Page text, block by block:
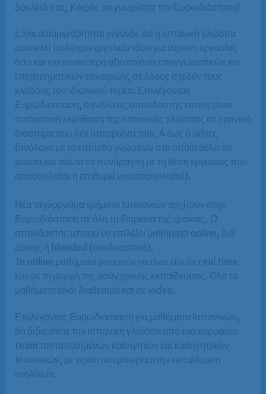
δουλειά σας; Καιρός να γνωρίσετε την Ευρωδιάσταση!
Είναι αδιαμφισβήτητο γεγονός ότι η ισπανική γλώσσα
αποτελεί πολύτιμο εργαλείο τόσο για εύρεση εργασίας
όσο και για γενικότερη αξιοποίηση επαγγελματικών και
επιχειρηματικών ευκαιριών, σε όλους σχεδόν τους
κλάδους του ιδιωτικού τομέα. Επιλέγοντας
Ευρωδιάσταση, ο ενήλικος σπουδαστής επιτυγχάνει
ουσιαστική εκμάθηση της ισπανικής γλώσσας σε χρονικό
διάστημα που δεν υπερβαίνει τους 4 έως 6 μήνες
(ανάλογα με το επίπεδο γνώσεων στο οποίο θέλει να
φτάσει και πάντα σε συνάρτηση με τη θέση εργασίας που
απασχολείται ή επιθυμεί να απασχοληθεί).
Νέα ταχύρρυθμα τμήματα Ισπανικών αρχίζουν στην
Ευρωδιάσταση σε όλη τη διάρκεια της χρονιάς. Ο
σπουδαστής μπορεί να επιλέξει μαθήματα online, διά
ζώσης ή blended (συνδυαστικά).
Τα online μαθήματα μπορούν να είναι είτε σε real time
είτε με τη μορφή της ασύγχρονης εκπαίδευσης. Όλα τα
μαθήματα είναι διαθέσιμα και σε video.
Επιλέγοντας Ευρωδιάσταση για μαθήματα Ισπανικών,
θα διδαχθείτε την Ισπανική γλώσσα από ένα κορυφαίο
team πιστοποιημένων καθηγητών και καθηγητριών
Ισπανικών, με τεράστια εμπειρία στην εκπαίδευση
ενηλίκων.